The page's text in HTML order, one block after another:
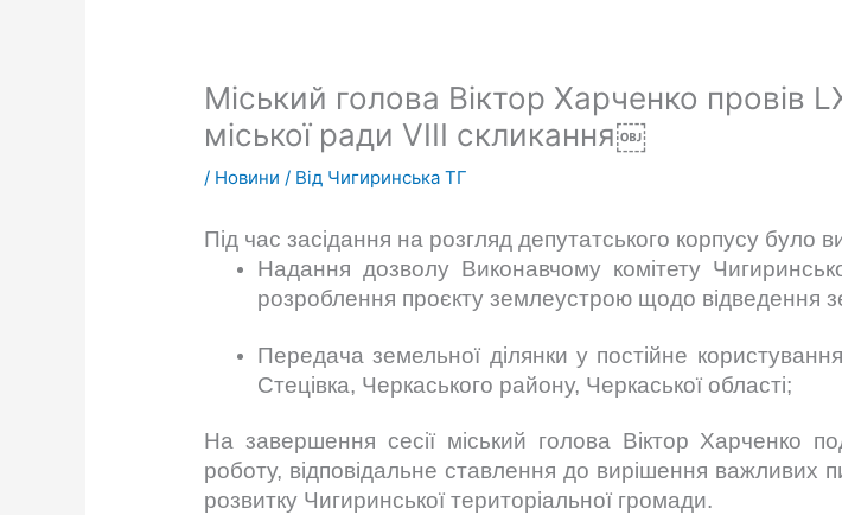
Міський голова Віктор Харченко провів
міської ради VIII скликання￼
/ Новини / Від Чигиринська ТГ
Під час засідання на розгляд депутатського корпусу було
Надання дозволу Виконавчому комітету
розроблення проєкту землеустрою щодо відведення
Передача земельної ділянки у постійне
Стецівка, Черкаського району, Черкаської області;
На завершення сесії міський голова Віктор Харченко
роботу, відповідальне ставлення до вирішення важливих
розвитку Чигиринської територіальної громади.